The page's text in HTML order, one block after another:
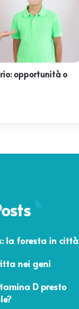
opportunità o
la foresta in città
nei geni
D presto